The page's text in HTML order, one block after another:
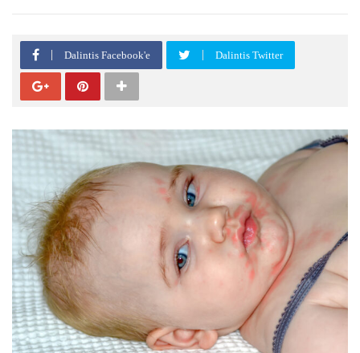
Dalintis Facebook'e Dalintis Twitter